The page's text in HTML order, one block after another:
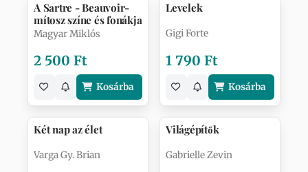
A Sartre - Beauvoir-
mítosz színe és fonákja
Magyar Miklós
2 500 Ft
Kosárba
Levelek
Gigi Forte
1 790 Ft
Kosárba
Két nap az élet
Varga Gy. Brian
Világépítők
Gabrielle Zevin